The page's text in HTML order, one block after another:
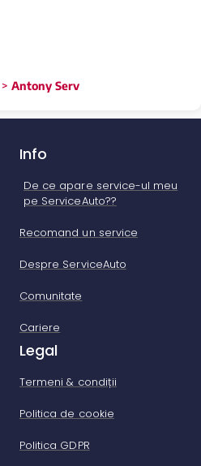
> Antony Serv
Info
De ce apare service-ul meu
pe ServiceAuto??
Recomand un service
Despre ServiceAuto
Comunitate
Cariere
Legal
Termeni & condiții
Politica de cookie
Politica GDPR